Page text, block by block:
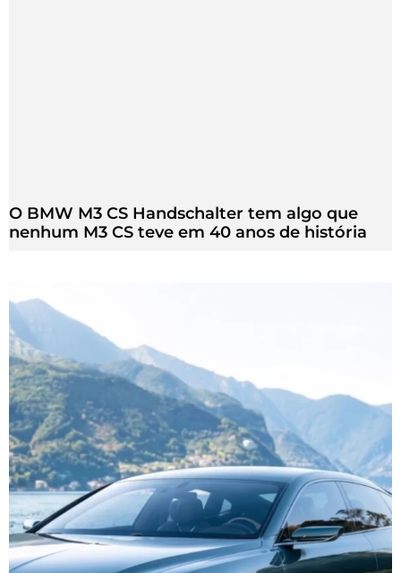
O BMW M3 CS Handschalter tem algo que
nenhum M3 CS teve em 40 anos de história